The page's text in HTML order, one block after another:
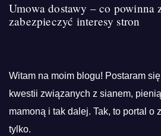
Umowa dostawy – co powinna
zabezpieczyć interesy stron
Witam na moim blogu! Postaram
kwestii związanych z sianem,
mamoną i tak dalej. Tak, to portal o
tylko.